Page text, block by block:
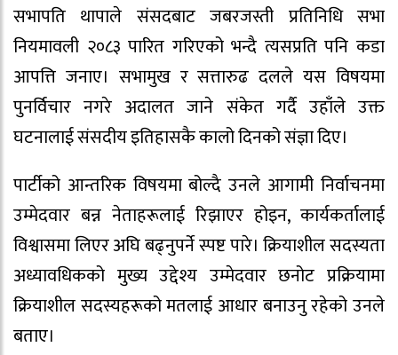
सभापति थापाले संसदबाट जबरजस्ती प्रतिनिधि सभा
नियमावली २०८३ पारित गरिएको भन्दै त्यसप्रति पनि कडा
आपत्ति जनाए। सभामुख र सत्तारुढ दलले यस विषयमा
पुनर्विचार नगरे अदालत जाने संकेत गर्दै उहाँले उक्त
घटनालाई संसदीय इतिहासकै कालो दिनको संज्ञा दिए।
पार्टीको आन्तरिक विषयमा बोल्दै उनले आगामी निर्वाचनमा
उम्मेदवार बन्न नेताहरूलाई रिझाएर होइन, कार्यकर्तालाई
विश्वासमा लिएर अघि बढ्नुपर्ने स्पष्ट पारे। क्रियाशील सदस्यता
अध्यावधिकको मुख्य उद्देश्य उम्मेदवार छनोट प्रक्रियामा
क्रियाशील सदस्यहरूको मतलाई आधार बनाउनु रहेको उनले
बताए।